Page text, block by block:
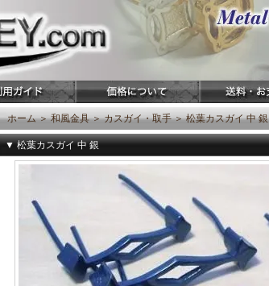
ホーム＞和風金具＞カスガイ・取手＞松葉カスガイ 中 銀
▼ 松葉カスガイ 中 銀